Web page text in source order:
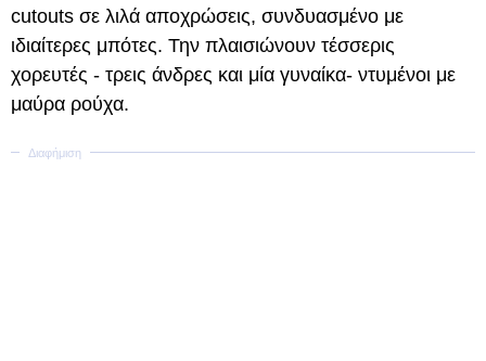
cutouts σε λιλά αποχρώσεις, συνδυασμένο με
ιδιαίτερες μπότες. Την πλαισιώνουν τέσσερις
χορευτές - τρεις άνδρες και μία γυναίκα- ντυμένοι με
μαύρα ρούχα.